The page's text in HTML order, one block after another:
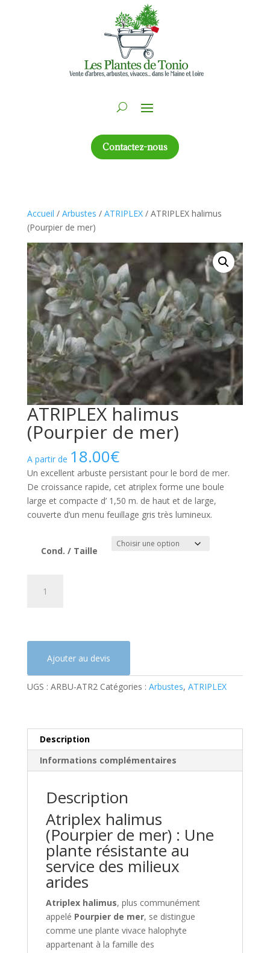
Contactez-nous
Accueil / Arbustes / ATRIPLEX/ ATRIPLEX halimus
(Pourpier de mer)
ATRIPLEX halimus
(Pourpier de mer)
A partir de 18.00€
Un excellent arbuste persistant pour le bord de mer.
De croissance rapide, cet atriplex forme une boule
large et compacte d’ 1,50 m. de haut et de large,
couverte d’un menu feuillage gris très lumineux.
Cond. / Taille
a
t
i
:
Ajouter au devis
UGS : ARBU-ATR2 Catégories : Arbustes, ATRIPLEX
Description
Informations complémentaires
Description
Atriplex halimus
(Pourpier de mer) : Une
plante résistante au
service des milieux
arides
Atriplex halimus, plus communément
appelé Pourpier de mer, se distingue
comme une plante vivace halophyte
appartenant à la famille des